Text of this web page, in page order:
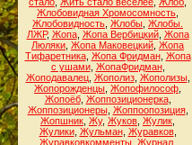
Жлобовидная Хромосомность
Жлобовидность Жлобы Жлобы.
ЛЖР, Жопа, Жопа Вербицкий, Жопа
Люляки Жопа Маковецкий Жопа
Тифаретника, Жопа Фридман, Жопа
с ушами, ЖопаФридман,
Жоподавалец, Жополиз, Жополизы,
Жопорожденцы Жопофилософ
Жопоёб, Жоппозиционерка,
Жоппозиционеры, Жоппоопозиция,
Жопшник Жу, Жуков Жулик
Жулики, Жульман, Журавков,
Журавковкомменты Журнал